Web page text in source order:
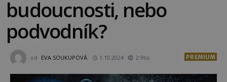
budoucnosti, nebo
podvodník?
od EVA SOUKUPOVÁ 1.10.2024 2.9tis PREMIUM